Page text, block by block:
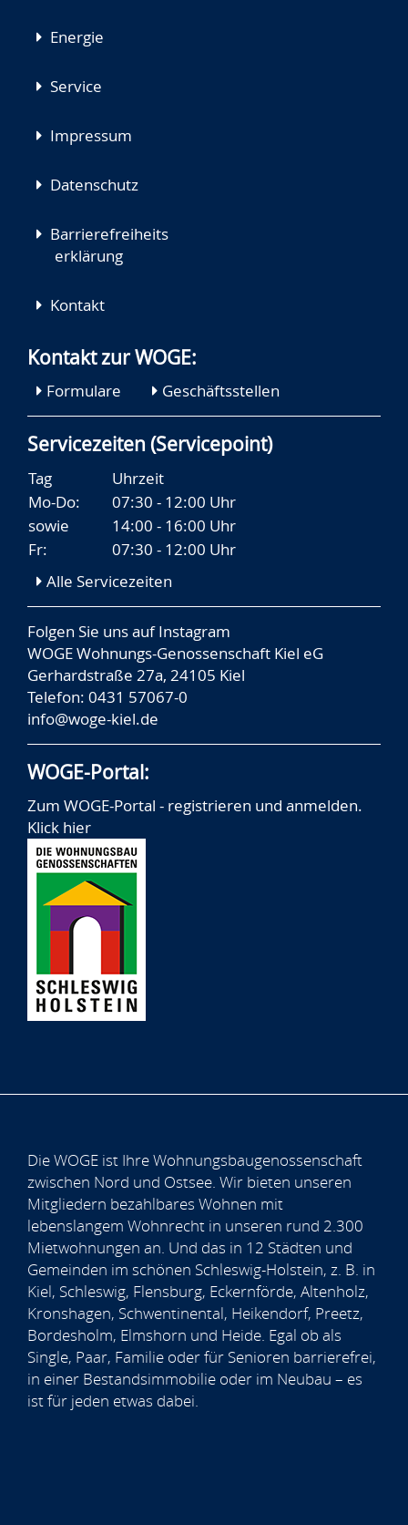
Energie
Service
Impressum
Datenschutz
Barrierefreiheits
erklärung
Kontakt
Kontakt zur WOGE:
Formulare Geschäftsstellen
Servicezeiten (Servicepoint)
Tag
Uhrzeit
Mo-Do:
07:30 - 12:00 Uhr
sowie
14:00 - 16:00 Uhr
Fr:
07:30 - 12:00 Uhr
Alle Servicezeiten
Folgen Sie uns aufInstagram
WOGE Wohnungs-Genossenschaft Kiel eG
Gerhardstraße 27a, 24105 Kiel
Telefon: 0431 57067-0
info@woge-kiel.de
WOGE-Portal:
Zum WOGE-Portal - registrieren und anmelden.
Klick hier
Die WOGE ist Ihre Wohnungsbaugenossenschaft
zwischen Nord und Ostsee. Wir bieten unseren
Mitgliedern bezahlbares Wohnen mit
lebenslangem Wohnrecht in unseren rund 2.300
Mietwohnungen an. Und das in 12 Städten und
Gemeinden im schönen Schleswig-Holstein, z. B. in
Kiel, Schleswig, Flensburg, Eckernförde, Altenholz,
Kronshagen, Schwentinental, Heikendorf, Preetz,
Bordesholm, Elmshorn und Heide. Egal ob als
Single, Paar, Familie oder für Senioren barrierefrei,
in einer Bestandsimmobilie oder im Neubau – es
ist für jeden etwas dabei.